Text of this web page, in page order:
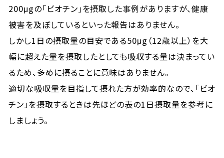
200μgの「ビオチン」を摂取した事例がありますが、健康
被害を及ぼしているといった報告はありません。
しかし1日の摂取量の目安である50μg（12歳以上）を大
幅に超えた量を摂取したとしても吸収する量は決まってい
るため、多めに摂ることに意味はありません。
適切な吸収量を目指して摂れた方が効率的なので、「ビオ
チン」を摂取するときは先ほどの表の1日摂取量を参考に
しましょう。